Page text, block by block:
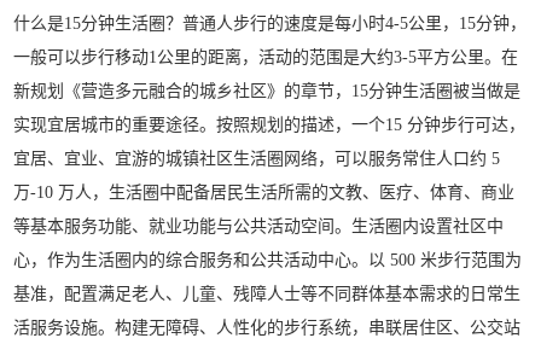
什么是15分钟生活圈？普通人步行的速度是每小时4-5公里，15分钟，
一般可以步行移动1公里的距离，活动的范围是大约3-5平方公里。在
新规划《营造多元融合的城乡社区》的章节，15分钟生活圈被当做是
实现宜居城市的重要途径。按照规划的描述，一个15 分钟步行可达，
宜居、宜业、宜游的城镇社区生活圈网络，可以服务常住人口约 5
万-10 万人，生活圈中配备居民生活所需的文教、医疗、体育、商业
等基本服务功能、就业功能与公共活动空间。生活圈内设置社区中
心，作为生活圈内的综合服务和公共活动中心。以 500 米步行范围为
基准，配置满足老人、儿童、残障人士等不同群体基本需求的日常生
活服务设施。构建无障碍、人性化的步行系统，串联居住区、公交站